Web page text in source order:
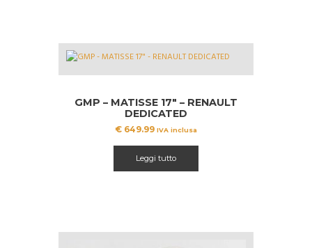
GMP – MATISSE 17″ – RENAULT
DEDICATED
€ 649.99 IVA inclusa
Leggi tutto